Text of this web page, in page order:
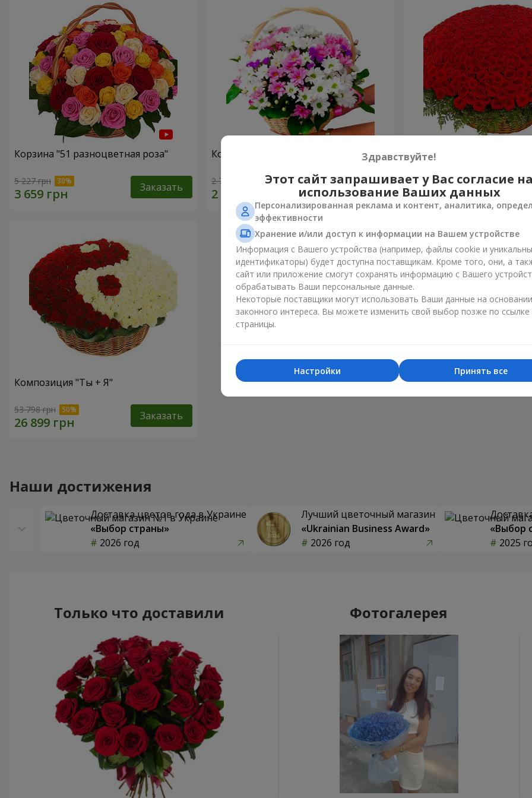
Корзина "51 разноцветная роза"
5 227 грн Заказать
Корзина хризантем "Яркая поляна"
2 775 грн Заказать
501 красная роза
55 380 грн
Композиция "Ты + Я"
53 798 грн Заказать
Наши достижения
Доставка цветов года в Украине
«Выбор страны»
2026 год
Лучший цветочный магазин
«Ukrainian Business Award»
2026 год
«Выбор
2025
Только что доставили Фотогалерея
Здравствуйте!
Этот сайт запрашивает у Вас согласие
использование Ваших данных
Персонализированная реклама и контент, аналитика,
эффективности
Хранение и/или доступ к информации на Вашем устройстве
Информация с Вашего устройства (например, файлы cookie и
идентификаторы) будет доступна поставщикам. Кроме того, они, а
сайт или приложение смогут сохранять информацию с Вашего
обрабатывать Ваши персональные данные.
Некоторые поставщики могут использовать Ваши данные на основании
законного интереса. Вы можете изменить свой выбор позже по ссылке
страницы.
Принять все
Настройки